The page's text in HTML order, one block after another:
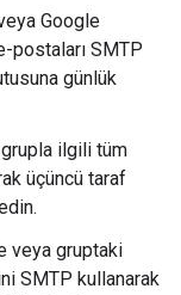
Google
postaları SMTP
günlük
ilgili tüm
üçüncü taraf
veya gruptaki
SMTP kullanarak